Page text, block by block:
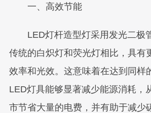
一、高效节能
LED灯杆造型灯采用发光二极
传统的白炽灯和荧光灯相比，具有
效率和光效。这意味着在达到同样
LED灯具能够显著减少能源消耗，
市节省大量的电费，并有助于减少